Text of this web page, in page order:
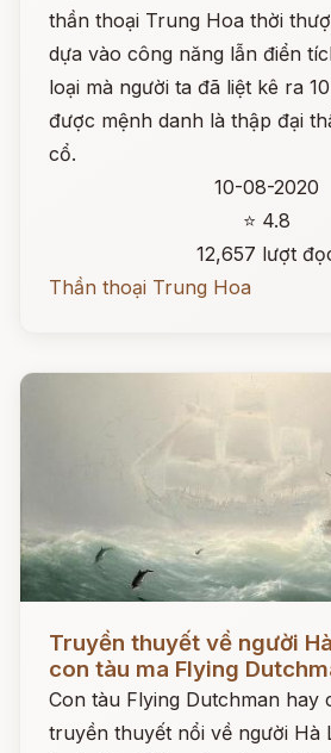
thần thoại Trung Hoa thời
dựa vào công năng lẫn điển
loại mà người ta đã liệt kê ra
được mệnh danh là thập đại
cổ.
10-08-2020
⭐ 4.8
12,657 lượt
Thần thoại Trung Hoa
Đọc ngay
Truyền thuyết về người
con tàu ma Flying
Con tàu Flying Dutchman hay
truyền thuyết nổi về người Hà